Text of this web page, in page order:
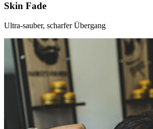
Skin Fade
Ultra-sauber, scharfer Übergang